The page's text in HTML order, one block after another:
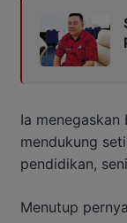
Ia menegaskan
mendukung
pendidikan,
Menutup